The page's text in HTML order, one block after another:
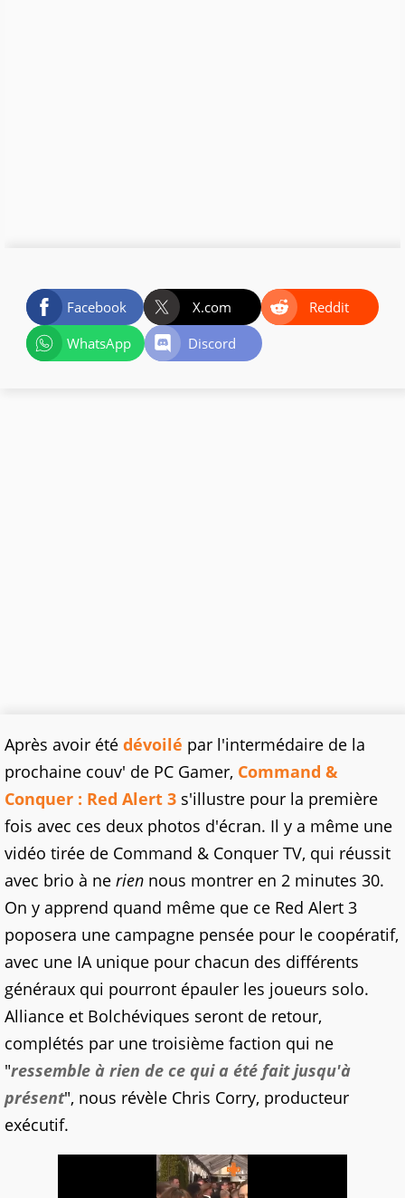
Facebook X.com
Reddit
WhatsApp
Discord
Après avoir été dévoilé par l'intermédaire de la
prochaine couv' de PC Gamer, Command &
Conquer : Red Alert 3 s'illustre pour la première
fois avec ces deux photos d'écran. Il y a même une
vidéo tirée de Command & Conquer TV, qui réussit
avec brio à ne rien nous montrer en 2 minutes 30.
On y apprend quand même que ce Red Alert 3
poposera une campagne pensée pour le coopératif,
avec une IA unique pour chacun des différents
généraux qui pourront épauler les joueurs solo.
Alliance et Bolchéviques seront de retour,
complétés par une troisième faction qui ne
"ressemble à rien de ce qui a été fait jusqu'à
présent", nous révèle Chris Corry, producteur
exécutif.